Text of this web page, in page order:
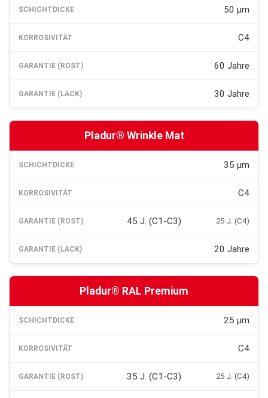
50 µm
C4
60 Jahre
30 Jahre
Pladur® Wrinkle Mat
35 µm
C4
45 J. (C1-C3) 25 J. (C4)
20 Jahre
Pladur® RAL Premium
25 µm
C4
35 J. (C1-C3) 25 J. (C4)